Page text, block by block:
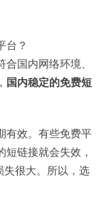
台？
国内网络环境、
国内稳定的免费短
有效。有些免费平
链接就会失效，
失很大。所以，选